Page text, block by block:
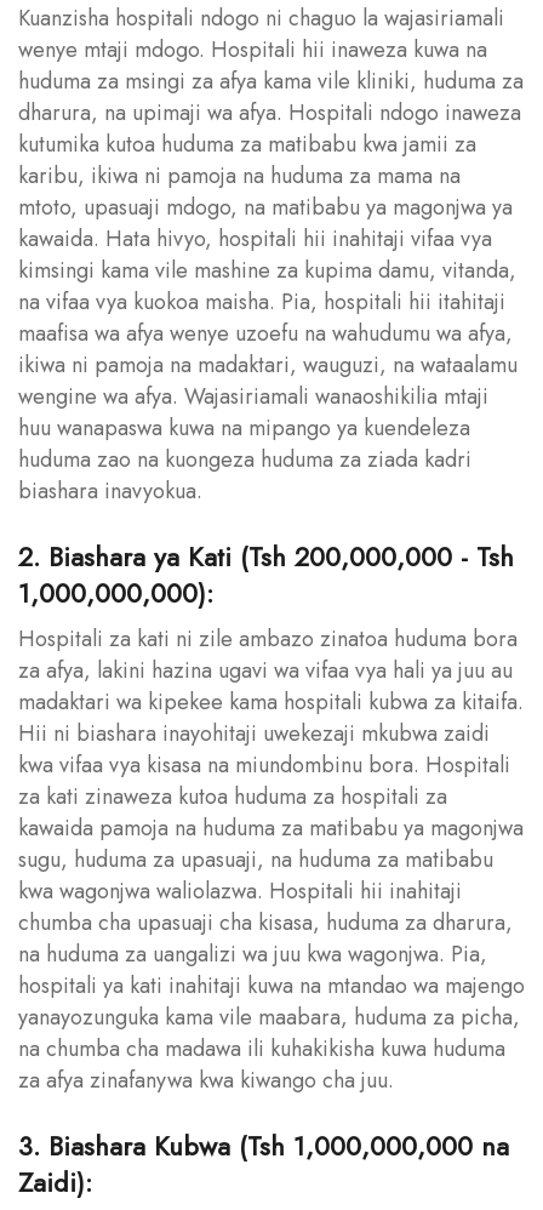
Kuanzisha hospitali ndogo ni chaguo la wajasiriamali
wenye mtaji mdogo. Hospitali hii inaweza kuwa na
huduma za msingi za afya kama vile kliniki, huduma za
dharura, na upimaji wa afya. Hospitali ndogo inaweza
kutumika kutoa huduma za matibabu kwa jamii za
karibu, ikiwa ni pamoja na huduma za mama na
mtoto, upasuaji mdogo, na matibabu ya magonjwa ya
kawaida. Hata hivyo, hospitali hii inahitaji vifaa vya
kimsingi kama vile mashine za kupima damu, vitanda,
na vifaa vya kuokoa maisha. Pia, hospitali hii itahitaji
maafisa wa afya wenye uzoefu na wahudumu wa afya,
ikiwa ni pamoja na madaktari, wauguzi, na wataalamu
wengine wa afya. Wajasiriamali wanaoshikilia mtaji
huu wanapaswa kuwa na mipango ya kuendeleza
huduma zao na kuongeza huduma za ziada kadri
biashara inavyokua.
2. Biashara ya Kati (Tsh 200,000,000 - Tsh
1,000,000,000):
Hospitali za kati ni zile ambazo zinatoa huduma bora
za afya, lakini hazina ugavi wa vifaa vya hali ya juu au
madaktari wa kipekee kama hospitali kubwa za kitaifa.
Hii ni biashara inayohitaji uwekezaji mkubwa zaidi
kwa vifaa vya kisasa na miundombinu bora. Hospitali
za kati zinaweza kutoa huduma za hospitali za
kawaida pamoja na huduma za matibabu ya magonjwa
sugu, huduma za upasuaji, na huduma za matibabu
kwa wagonjwa waliolazwa. Hospitali hii inahitaji
chumba cha upasuaji cha kisasa, huduma za dharura,
na huduma za uangalizi wa juu kwa wagonjwa. Pia,
hospitali ya kati inahitaji kuwa na mtandao wa majengo
yanayozunguka kama vile maabara, huduma za picha,
na chumba cha madawa ili kuhakikisha kuwa huduma
za afya zinafanywa kwa kiwango cha juu.
3. Biashara Kubwa (Tsh 1,000,000,000 na
Zaidi):